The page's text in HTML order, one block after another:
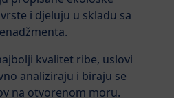
i djeluju u skladu sa
kvalitet ribe, uslovi
analiziraju i biraju se
na otvorenom moru.